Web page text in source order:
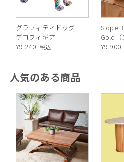
ハンドペイントで着色しておりま
グラフィティドッグ
デコフィギア
¥9,240 税込
Slope
Gold（
クエン
¥9,900
人気のある商品